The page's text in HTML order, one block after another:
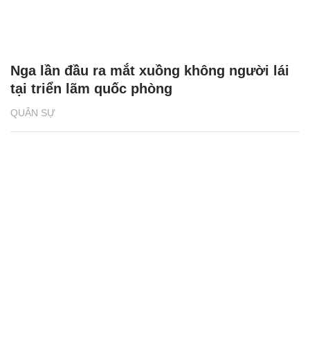
QUÂN SỰ
Nga lần đầu ra mắt xuồng không người lái
tại triển lãm quốc phòng